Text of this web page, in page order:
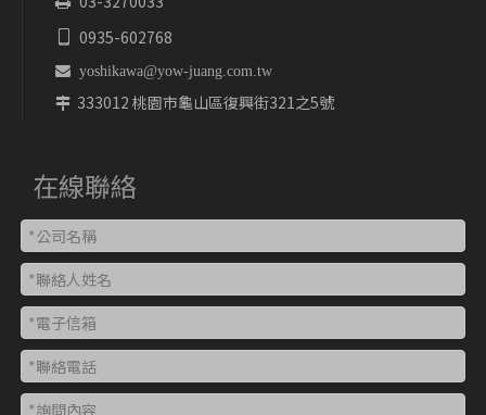
0935-602768
 yoshikawa@yow-juang.com.tw
 333012 桃園市龜山區復興街321之5號
在線聯絡